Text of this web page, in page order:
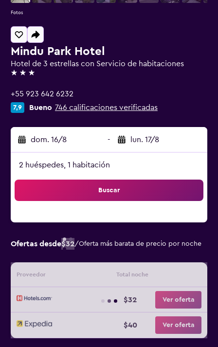
Mindu Park Hotel
Hotel de 3 estrellas con Servicio de habitaciones
3 estrellas
+55 923 642 6232
7,9 Bueno 746 calificaciones verificadas
dom. 16/8 - lun. 17/8
2 huéspedes, 1 habitación
Buscar
Ofertas desde$32/Oferta más barata de precio por noche
Proveedor Total noche
$32 Ver oferta
$40 Ver oferta
Fotos